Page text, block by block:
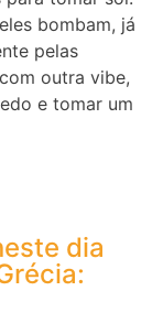
bombam, já
pelas
outra vibe,
e tomar um
dia